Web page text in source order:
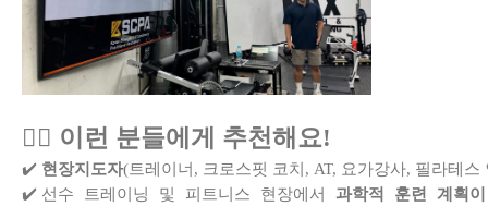
👉🏻 이런 분들에게 추천해요!
✔️ 현장지도자(트레이너, 크로스핏 코치, AT, 요가강사, 필라테스
✔️ 선수 트레이닝 및 피트니스 현장에서 과학적 훈련 계획